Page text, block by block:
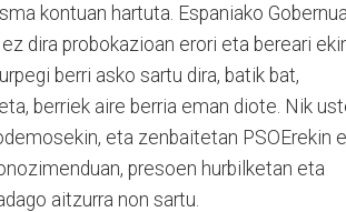
kontuan hartuta. Espaniako
dira probokazioan erori eta bereari
berri asko sartu dira, batik bat,
berriek aire berria eman diote. Nik
eta zenbaitetan PSOErekin
presoen hurbilketan eta
aitzurra non sartu.